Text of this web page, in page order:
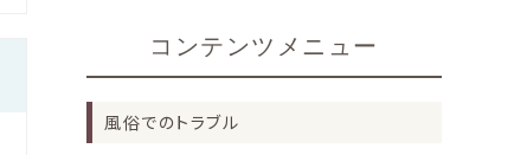
コンテンツメニュー
風俗でのトラブル